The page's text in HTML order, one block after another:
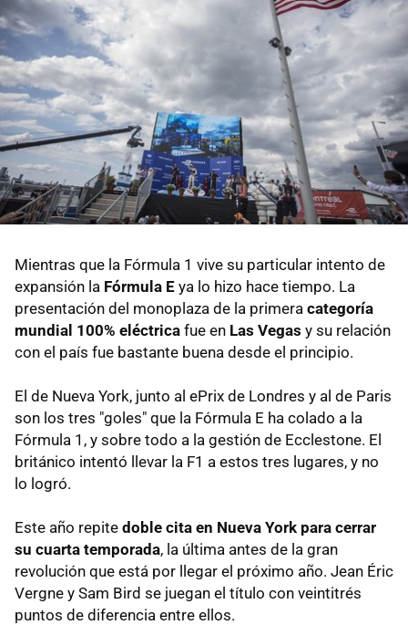
Mientras que la Fórmula 1 vive su particular intento de
expansión la Fórmula E ya lo hizo hace tiempo. La
presentación del monoplaza de la primera categoría
mundial 100% eléctrica fue en Las Vegas y su relación
con el país fue bastante buena desde el principio.
El de Nueva York, junto al ePrix de Londres y al de Paris
son los tres "goles" que la Fórmula E ha colado a la
Fórmula 1, y sobre todo a la gestión de Ecclestone. El
británico intentó llevar la F1 a estos tres lugares, y no
lo logró.
Este año repite doble cita en Nueva York para cerrar
su cuarta temporada, la última antes de la gran
revolución que está por llegar el próximo año. Jean Éric
Vergne y Sam Bird se juegan el título con veintitrés
puntos de diferencia entre ellos.